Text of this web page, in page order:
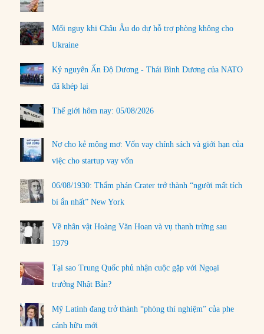
Mối nguy khi Châu Âu do dự hỗ trợ phòng không cho
Ukraine
Kỷ nguyên Ấn Độ Dương - Thái Bình Dương của NATO
đã khép lại
Thế giới hôm nay: 05/08/2026
Nợ cho kẻ mộng mơ: Vốn vay chính sách và giới hạn của
việc cho startup vay vốn
06/08/1930: Thẩm phán Crater trở thành “người mất tích
bí ẩn nhất” New York
Về nhân vật Hoàng Văn Hoan và vụ thanh trừng sau
1979
Tại sao Trung Quốc phủ nhận cuộc gặp với Ngoại
trưởng Nhật Bản?
Mỹ Latinh đang trở thành “phòng thí nghiệm” của phe
cánh hữu mới